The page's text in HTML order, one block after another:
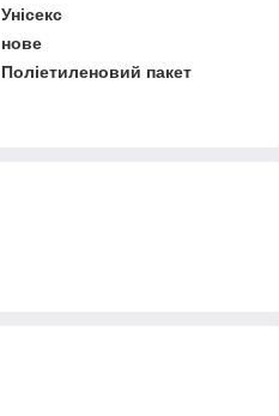
Унісекс
нове
Поліетиленовий пакет